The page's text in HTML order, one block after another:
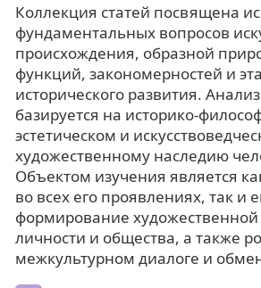
Коллекция статей посвящена
фундаментальных вопросов
происхождения, образной
функций, закономерностей и
исторического развития.
базируется на историко-
эстетическом и
художественному наследию
Объектом изучения является
во всех его проявлениях, так и
формирование художественной
личности и общества, а также
межкультурном диалоге и